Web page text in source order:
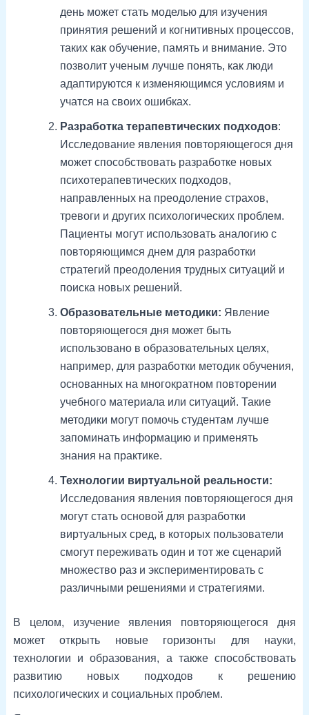
день может стать моделью для изучения
принятия решений и когнитивных процессов,
таких как обучение, память и внимание. Это
позволит ученым лучше понять, как люди
адаптируются к изменяющимся условиям и
учатся на своих ошибках.
Разработка терапевтических подходов:
Исследование явления повторяющегося дня
может способствовать разработке новых
психотерапевтических подходов,
направленных на преодоление страхов,
тревоги и других психологических проблем.
Пациенты могут использовать аналогию с
повторяющимся днем для разработки
стратегий преодоления трудных ситуаций и
поиска новых решений.
Образовательные методики: Явление
повторяющегося дня может быть
использовано в образовательных целях,
например, для разработки методик обучения,
основанных на многократном повторении
учебного материала или ситуаций. Такие
методики могут помочь студентам лучше
запоминать информацию и применять
знания на практике.
Технологии виртуальной реальности:
Исследования явления повторяющегося дня
могут стать основой для разработки
виртуальных сред, в которых пользователи
смогут переживать один и тот же сценарий
множество раз и экспериментировать с
различными решениями и стратегиями.
В целом, изучение явления повторяющегося дня
может открыть новые горизонты для науки,
технологии и образования, а также способствовать
развитию новых подходов к решению
психологических и социальных проблем.